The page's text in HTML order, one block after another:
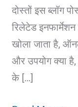
दोस्तों इस ब्लॉग
रिलेटेड
खोला जाता है,
और उपयोग क्या है,
के […]